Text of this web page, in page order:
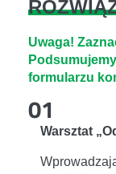
Uwaga!
formularzu
01
Warsztat